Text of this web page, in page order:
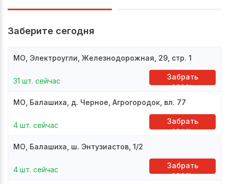
Заберите сегодня
МО, Электроугли, Железнодорожная, 29, стр. 1
31 шт. сейчас
Забрать
здесь
МО, Балашиха, д. Черное, Агрогородок, вл. 77
4 шт. сейчас
Забрать
здесь
МО, Балашиха, ш. Энтузиастов, 1/2
4 шт. сейчас
Забрать
здесь